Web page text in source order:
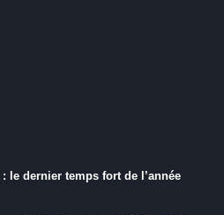
le dernier temps fort de l’année